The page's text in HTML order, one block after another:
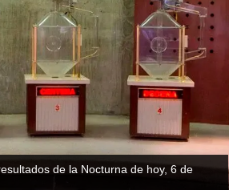
de la Nocturna de hoy, 6 de